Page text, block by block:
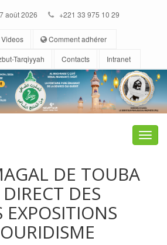
7 août 2026 +221 33 975 10 29
Videos
Comment adhérer
Tarqiyyah
Contacts Intranet
Toggle
DE TOUBA
DES
EXPOSITIONS